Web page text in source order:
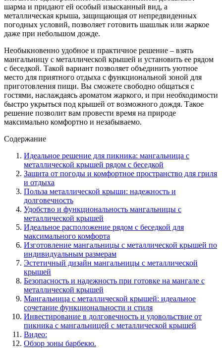
шарма и придают ей особый изысканный вид, а
металлическая крыша, защищающая от непредвиденных
погодных условий, позволяет готовить шашлык или жаркое
даже при небольшом дожде.
Необыкновенно удобное и практичное решение – взять
мангальницу с металлической крышей и установить ее рядом
с беседкой. Такой вариант позволяет объединить уютное
место для приятного отдыха с функциональной зоной для
приготовления пищи. Вы сможете свободно общаться с
гостями, наслаждаясь ароматом жаркого, и при необходимости
быстро укрыться под крышей от возможного дождя. Такое
решение позволит вам провести время на природе
максимально комфортно и незабываемо.
Содержание
Идеальное решение для пикника: мангальница с
металлической крышей рядом с беседкой
Защита от погоды и комфортное пространство для гриля
и отдыха
Польза металлической крыши: надежность и
долговечность
Удобство и функциональность мангальницы с
металлической крышей
Идеальное расположение рядом с беседкой для
максимального комфорта
Изготовление мангальницы с металлической крышей по
индивидуальным размерам
Эстетичный дизайн мангальницы с металлической
крышей
Безопасность и надежность при готовке на мангале с
металлической крышей
Мангальница с металлической крышей: идеальное
сочетание функциональности и стиля
Инвестирование в долговечность и удовольствие от
пикника с мангальницей с металлической крышей
Видео:
Обзор зоны барбекю.